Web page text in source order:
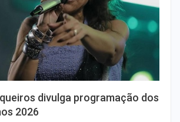
divulga programação dos
2026